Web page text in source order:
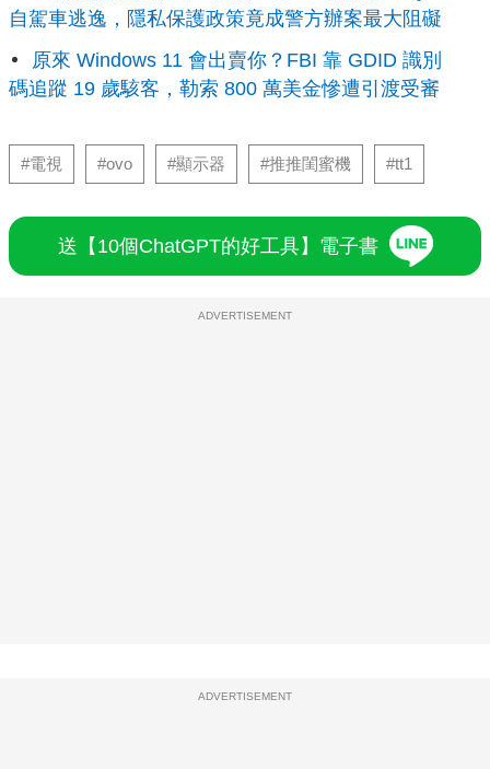
自駕車逃逸，隱私保護政策竟成警方辦案最大阻礙
原來 Windows 11 會出賣你？FBI 靠 GDID 識別
碼追蹤 19 歲駭客，勒索 800 萬美金慘遭引渡受審
#電視 #ovo #顯示器 #推推閨蜜機 #tt1
送【10個ChatGPT的好工具】電子書
ADVERTISEMENT
ADVERTISEMENT